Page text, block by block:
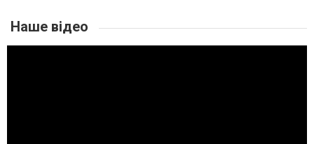
Наше відео